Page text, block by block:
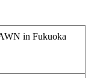
in Fukuoka